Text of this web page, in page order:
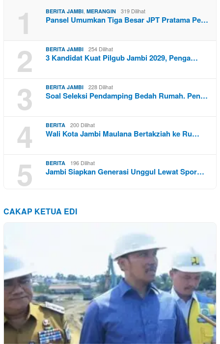
1 BERITA JAMBI, MERANGIN 319 Dilihat
Pansel Umumkan Tiga Besar JPT Pratama Pe…
2 BERITA JAMBI 254 Dilihat
3 Kandidat Kuat Pilgub Jambi 2029, Penga…
3 BERITA JAMBI 228 Dilihat
Soal Seleksi Pendamping Bedah Rumah. Pen…
4 BERITA 200 Dilihat
Wali Kota Jambi Maulana Bertakziah ke Ru…
5 BERITA 196 Dilihat
Jambi Siapkan Generasi Unggul Lewat Spor…
CAKAP KETUA EDI